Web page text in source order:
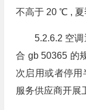
不高于 20 ℃ , 夏
5.2.6.2 空
合 gb 50365 的
次启用或者停
服务供应商开展